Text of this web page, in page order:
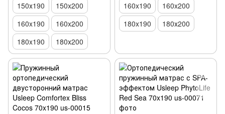
150х190
150x200
160x190
160x200
180x190
180х200
160x190
160x200
180x190
180х200